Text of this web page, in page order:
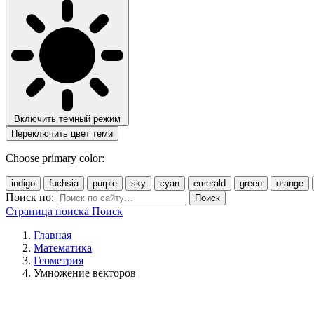
Включить темный режим
Переключить цвет теми
Choose primary color:
indigo fuchsia purple sky cyan emerald green orange
Поиск по: Поиск
Страница поиска Поиск
Главная
Математика
Геометрия
Умножение векторов